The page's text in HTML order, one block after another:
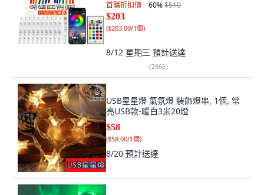
首購折扣價 60%$510
$203
($203.00/1個)
8/12 星期三 預計送達
(2866)
USB星星燈 氣氛燈 裝飾燈串, 1個, 常
亮USB款-暖白3米20燈
$58
($58.00/1個)
8/20 預計送達